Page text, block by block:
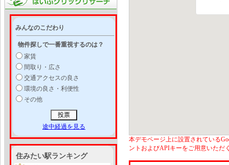
みんなのこだわり
物件探しで一番重視するのは？
家賃
間取り・広さ
交通アクセスの良さ
環境の良さ・利便性
その他
途中経過を見る
住みたい駅ランキング
本デモページ上に設置されている
ントおよびAPIキーをご用意いただ